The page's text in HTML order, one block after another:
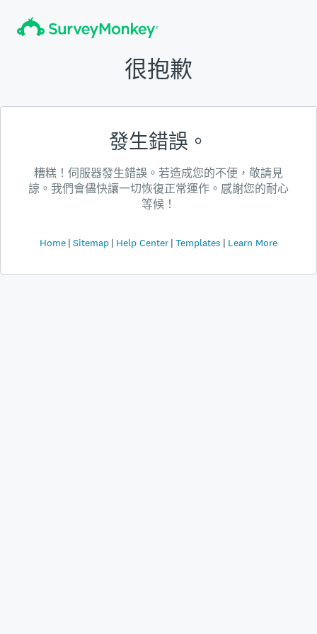
很抱歉
發生錯誤。
糟糕！伺服器發生錯誤。若造成您的不便，敬請見
諒。我們會儘快讓一切恢復正常運作。感謝您的耐心
等候！
Home Sitemap Help Center Templates Learn More